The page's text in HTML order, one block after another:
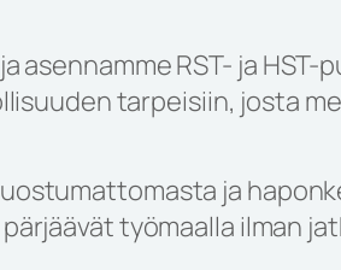
asennamme RST- ja
tarpeisiin, josta
ja
työmaalla ilman